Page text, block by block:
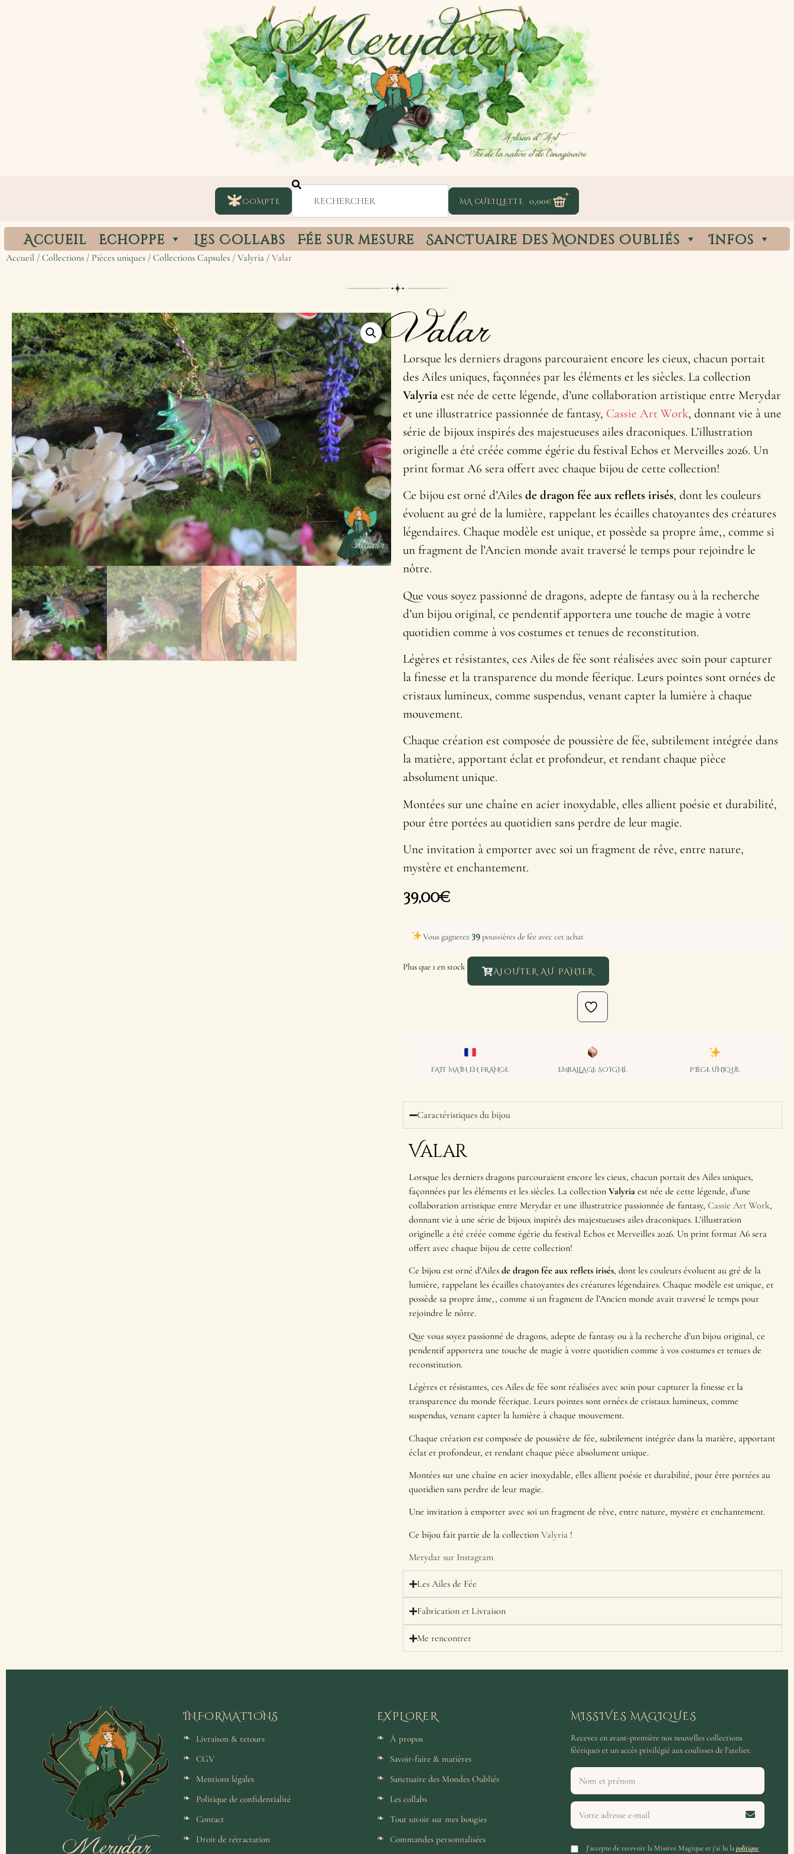
COMPTE 0,00€
Accueil Echoppe Les Collabs Fée sur mesure Sanctuaire des Mondes Oubliés Infos
Accueil / Collections / Pièces uniques / Collections Capsules / Valyria / Valar
Valar
Lorsque les derniers dragons parcouraient encore les cieux, chacun portait
des Ailes uniques, façonnées par les éléments et les siècles. La collection
Valyria est née de cette légende, d’une collaboration artistique entre Merydar
et une illustratrice passionnée de fantasy, Cassie Art Work, donnant vie à une
série de bijoux inspirés des majestueuses ailes draconiques. L’illustration
originelle a été créée comme égérie du festival Echos et Merveilles 2026. Un
print format A6 sera offert avec chaque bijou de cette collection!
Ce bijou est orné d’Ailes de dragon fée aux reflets irisés, dont les couleurs
évoluent au gré de la lumière, rappelant les écailles chatoyantes des créatures
légendaires. Chaque modèle est unique, et possède sa propre âme,, comme si
un fragment de l’Ancien monde avait traversé le temps pour rejoindre le
nôtre.
Que vous soyez passionné de dragons, adepte de fantasy ou à la recherche
d’un bijou original, ce pendentif apportera une touche de magie à votre
quotidien comme à vos costumes et tenues de reconstitution.
Légères et résistantes, ces Ailes de fée sont réalisées avec soin pour capturer
la finesse et la transparence du monde féerique. Leurs pointes sont ornées de
cristaux lumineux, comme suspendus, venant capter la lumière à chaque
mouvement.
Chaque création est composée de poussière de fée, subtilement intégrée dans
la matière, apportant éclat et profondeur, et rendant chaque pièce
absolument unique.
Montées sur une chaîne en acier inoxydable, elles allient poésie et durabilité,
pour être portées au quotidien sans perdre de leur magie.
Une invitation à emporter avec soi un fragment de rêve, entre nature,
mystère et enchantement.
39,00€
Vous gagnerez 39poussières de fée avec cet achat
Plus que 1 en stock AJOUTER AU PANIER
FAIT MAIN EN FRANCE EMBALLAGE SOIGNÉ PIÈCE UNIQUE
Caractéristiques du bijou
Valar
Lorsque les derniers dragons parcouraient encore les cieux, chacun portait des Ailes uniques,
façonnées par les éléments et les siècles. La collection Valyria est née de cette légende, d’une
collaboration artistique entre Merydar et une illustratrice passionnée de fantasy, Cassie Art Work,
donnant vie à une série de bijoux inspirés des majestueuses ailes draconiques. L’illustration
originelle a été créée comme égérie du festival Echos et Merveilles 2026. Un print format A6 sera
offert avec chaque bijou de cette collection!
Ce bijou est orné d’Ailes de dragon fée aux reflets irisés, dont les couleurs évoluent au gré de la
lumière, rappelant les écailles chatoyantes des créatures légendaires. Chaque modèle est unique, et
possède sa propre âme,, comme si un fragment de l’Ancien monde avait traversé le temps pour
rejoindre le nôtre.
Que vous soyez passionné de dragons, adepte de fantasy ou à la recherche d’un bijou original, ce
pendentif apportera une touche de magie à votre quotidien comme à vos costumes et tenues de
reconstitution.
Légères et résistantes, ces Ailes de fée sont réalisées avec soin pour capturer la finesse et la
transparence du monde féerique. Leurs pointes sont ornées de cristaux lumineux, comme
suspendus, venant capter la lumière à chaque mouvement.
Chaque création est composée de poussière de fée, subtilement intégrée dans la matière, apportant
éclat et profondeur, et rendant chaque pièce absolument unique.
Montées sur une chaîne en acier inoxydable, elles allient poésie et durabilité, pour être portées au
quotidien sans perdre de leur magie.
Une invitation à emporter avec soi un fragment de rêve, entre nature, mystère et enchantement.
Ce bijou fait partie de la collection Valyria !
Merydar sur Instagram
Les Ailes de Fée
Fabrication et Livraison
Me rencontrer
Merydar
INFORMATIONS
Livraison & retours
CGV
Mentions légales
Politique de confidentialité
Contact
Droit de rétractation
EXPLORER
À propos
Savoir-faire & matières
Sanctuaire des Mondes Oubliés
Les collabs
Tout savoir sur mes bougies
Commandes personnalisées
MISSIVES MAGIQUES
Recevez en avant-première nos nouvelles collections
féériques et un accès privilégié aux coulisses de l'atelier.
J'accepte de recevoir la Missive Magique et j'ai lu lapolitique